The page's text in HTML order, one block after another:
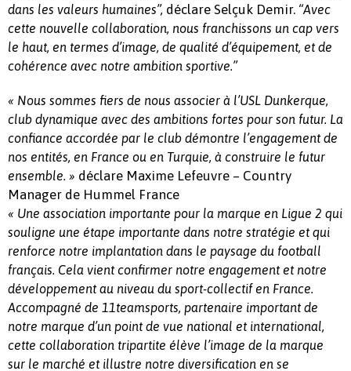
dans les valeurs humaines”, déclare Selçuk Demir. “Avec
cette nouvelle collaboration, nous franchissons un cap vers
le haut, en termes d’image, de qualité d’équipement, et de
cohérence avec notre ambition sportive.”
« Nous sommes fiers de nous associer à l’USL Dunkerque,
club dynamique avec des ambitions fortes pour son futur. La
confiance accordée par le club démontre l’engagement de
nos entités, en France ou en Turquie, à construire le futur
ensemble. » déclare Maxime Lefeuvre – Country
Manager de Hummel France
« Une association importante pour la marque en Ligue 2 qui
souligne une étape importante dans notre stratégie et qui
renforce notre implantation dans le paysage du football
français. Cela vient confirmer notre engagement et notre
développement au niveau du sport-collectif en France.
Accompagné de 11teamsports, partenaire important de
notre marque d’un point de vue national et international,
cette collaboration tripartite élève l’image de la marque
sur le marché et illustre notre diversification en se